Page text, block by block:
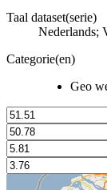
Taal dataset(serie)
Nederlands;
Categorie(en)
Geo